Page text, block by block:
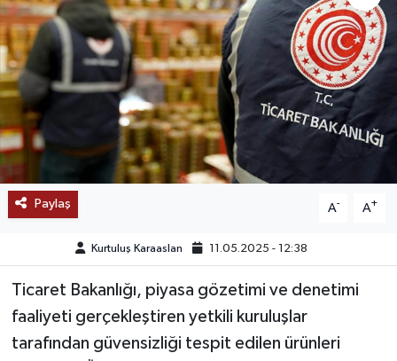
Paylaş A- A+
Kurtuluş Karaaslan 11.05.2025 - 12:38
Ticaret Bakanlığı, piyasa gözetimi ve denetimi
faaliyeti gerçekleştiren yetkili kuruluşlar
tarafından güvensizliği tespit edilen ürünleri
EĞİTİM
BÖLGE
DÜNYA
TREND
MEDYA
OTOMOTİV